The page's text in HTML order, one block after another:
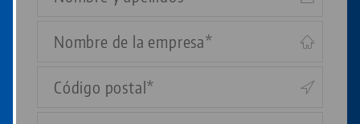
Empresa
Código
postal